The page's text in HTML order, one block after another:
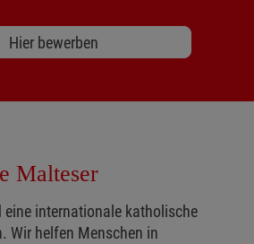
Hier bewerben
Malteser
eine internationale katholische
Wir helfen Menschen in